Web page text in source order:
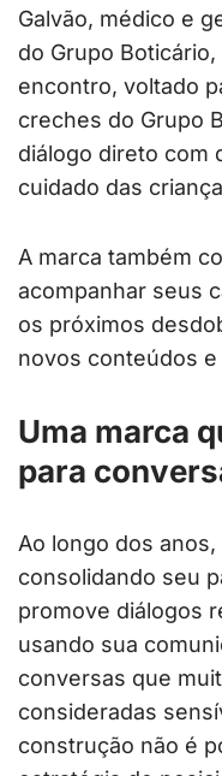
Galvão, médico e
do Grupo
encontro, voltado
creches do Grupo
diálogo direto com
cuidado das
A marca também
acompanhar seus
os próximos
novos conteúdos
Uma marca
para
Ao longo dos
consolidando seu
promove diálogos
usando sua
conversas que
consideradas
construção não é